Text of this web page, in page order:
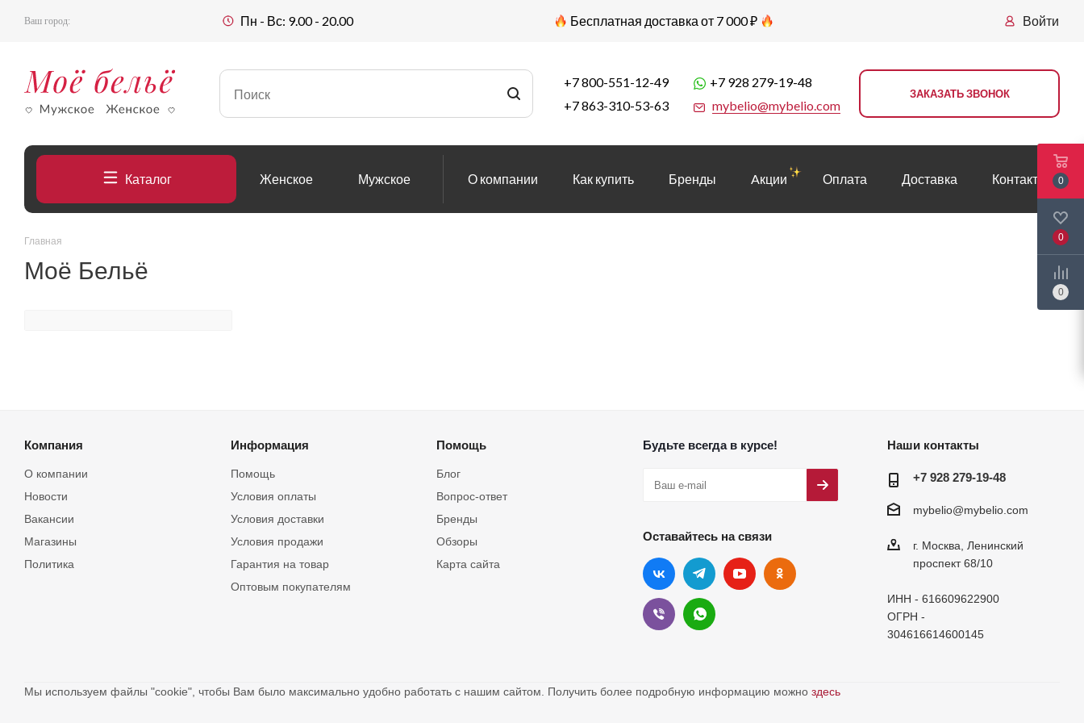
Ваш город: Пн - Вс: 9.00 - 20.00 Бесплатная доставка от 7 000 ₽ Войти
+7 800-551-12-49
+7 863-310-53-63
+7 928 279-19-48
mybelio@mybelio.com
ЗАКАЗАТЬ ЗВОНОК
Каталог Женское Мужское О компании Как купить Бренды Aкции Оплата Доставка Контакты
Главная
Моё Бельё
Компания
О компании
Новости
Вакансии
Магазины
Политика
Информация
Помощь
Условия оплаты
Условия доставки
Условия продажи
Гарантия на товар
Оптовым покупателям
Помощь
Блог
Вопрос-ответ
Бренды
Обзоры
Карта сайта
Будьте всегда в курсе!
Оставайтесь на связи
Наши контакты
+7 928 279-19-48
mybelio@mybelio.com
г. Москва, Ленинский
проспект 68/10
ИНН - 616609622900
ОГРН -
304616614600145
Мы используем файлы "cookie", чтобы Вам было максимально удобно работать с нашим сайтом. Получить более подробную информацию можно здесь
0
0
0